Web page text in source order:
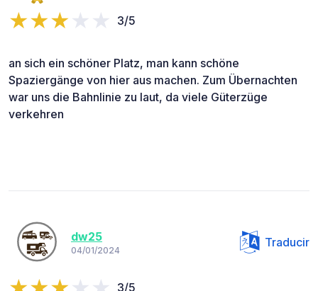
3/5
an sich ein schöner Platz, man kann schöne
Spaziergänge von hier aus machen. Zum Übernachten
war uns die Bahnlinie zu laut, da viele Güterzüge
verkehren
dw25
04/01/2024
Traducir
3/5